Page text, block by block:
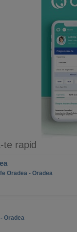
te rapid
Oradea - Oradea
Oradea